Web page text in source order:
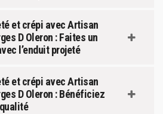
et crépi avec Artisan
D Oleron : Faites un
l’enduit projeté
et crépi avec Artisan
D Oleron : Bénéficiez